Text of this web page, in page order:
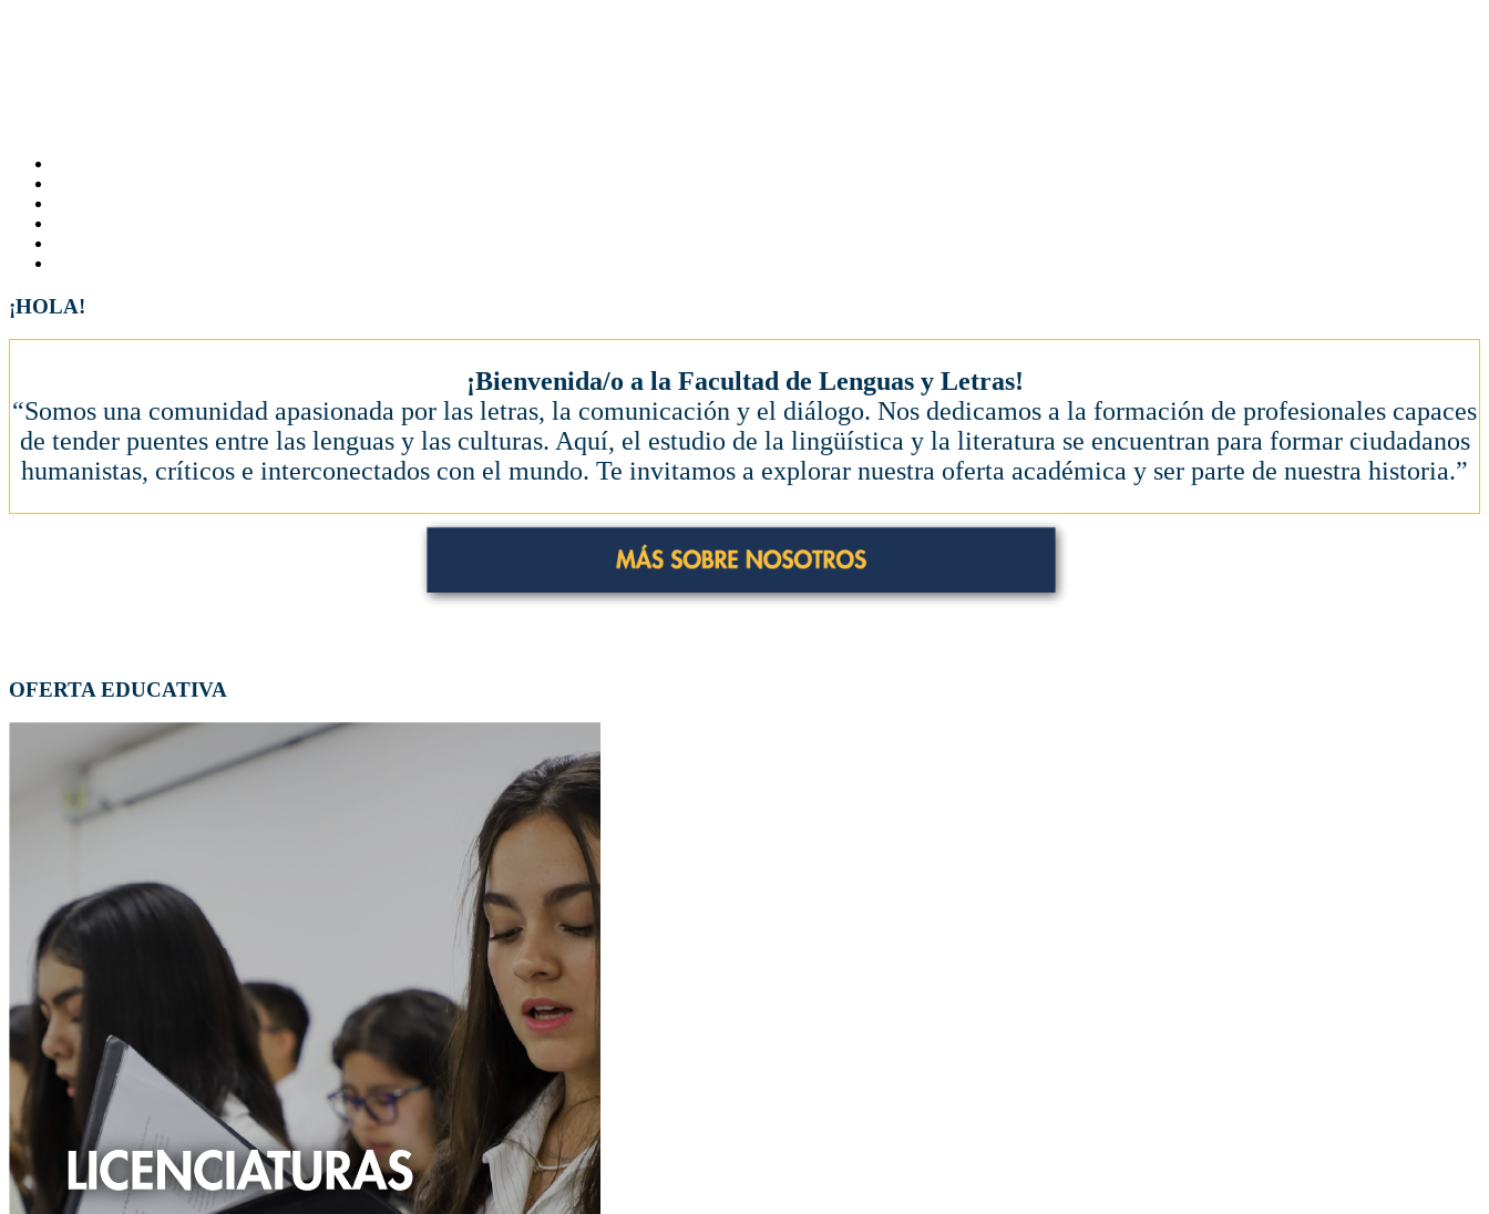
¡HOLA!
¡Bienvenida/o a la Facultad de Lenguas y Letras!
“Somos una comunidad apasionada por las letras, la comunicación y el diálogo. Nos dedicamos a la formación de profesionales capaces
de tender puentes entre las lenguas y las culturas. Aquí, el estudio de la lingüística y la literatura se encuentran para formar ciudadanos
humanistas, críticos e interconectados con el mundo. Te invitamos a explorar nuestra oferta académica y ser parte de nuestra historia.”
OFERTA EDUCATIVA